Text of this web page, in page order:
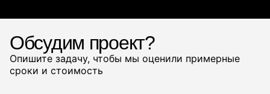
Обсудим проект?
Опишите задачу, чтобы мы оценили примерные
сроки и стоимость